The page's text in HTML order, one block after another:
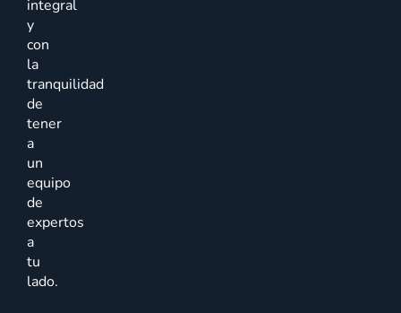
integral
y
con
la
tranquilidad
de
tener
a
un
equipo
de
expertos
a
tu
lado.